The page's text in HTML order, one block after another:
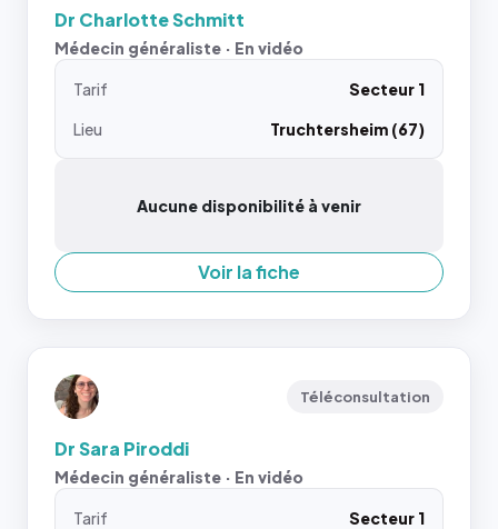
Dr Charlotte Schmitt
Médecin généraliste · En vidéo
Tarif
Secteur 1
Lieu
Truchtersheim (67)
Aucune disponibilité à venir
Voir la fiche
Téléconsultation
Dr Sara Piroddi
Médecin généraliste · En vidéo
Tarif
Secteur 1